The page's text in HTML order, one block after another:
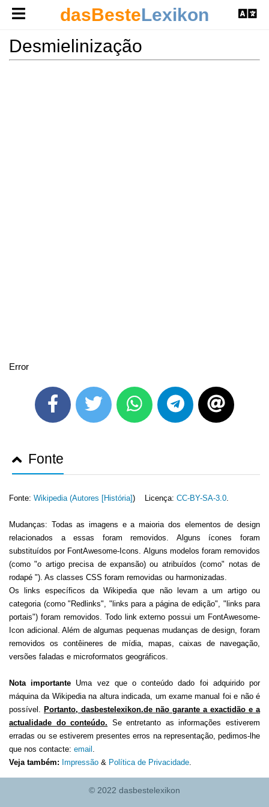
dasBesteLexikon
Desmielinização
Error
Fonte
Fonte: Wikipedia (Autores [História]) Licença: CC-BY-SA-3.0.
Mudanças: Todas as imagens e a maioria dos elementos de design
relacionados a essas foram removidos. Alguns ícones foram
substituídos por FontAwesome-Icons. Alguns modelos foram removidos
(como "o artigo precisa de expansão) ou atribuídos (como" notas de
rodapé "). As classes CSS foram removidas ou harmonizadas.
Os links específicos da Wikipedia que não levam a um artigo ou
categoria (como "Redlinks", "links para a página de edição", "links para
portais") foram removidos. Todo link externo possui um FontAwesome-
Icon adicional. Além de algumas pequenas mudanças de design, foram
removidos os contêineres de mídia, mapas, caixas de navegação,
versões faladas e microformatos geográficos.
Nota importante Uma vez que o conteúdo dado foi adquirido por
máquina da Wikipedia na altura indicada, um exame manual foi e não é
possível. Portanto, dasbestelexikon.de não garante a exactidão e a
actualidade do conteúdo. Se entretanto as informações estiverem
erradas ou se estiverem presentes erros na representação, pedimos-lhe
que nos contacte: email .
Veja também: Impressão & Política de Privacidade.
© 2022 dasbestelexikon